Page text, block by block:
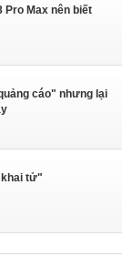
Pro Max nên biết
cáo" nhưng lại
tử"